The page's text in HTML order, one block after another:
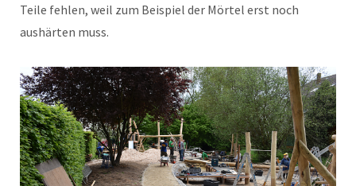
Teile fehlen, weil zum Beispiel der Mörtel erst noch
aushärten muss.